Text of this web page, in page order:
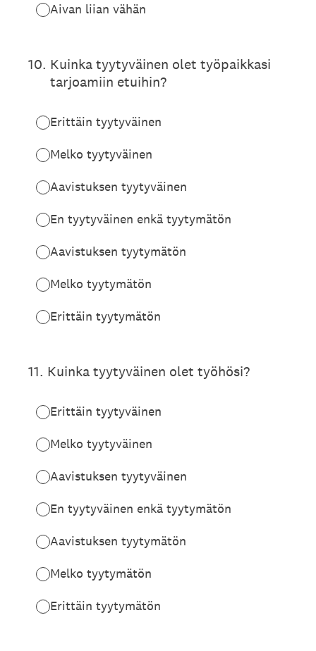
Aivan liian vähän
10. Kuinka tyytyväinen olet työpaikkasi
tarjoamiin etuihin?
Erittäin tyytyväinen
Melko tyytyväinen
Aavistuksen tyytyväinen
En tyytyväinen enkä tyytymätön
Aavistuksen tyytymätön
Melko tyytymätön
Erittäin tyytymätön
11. Kuinka tyytyväinen olet työhösi?
Erittäin tyytyväinen
Melko tyytyväinen
Aavistuksen tyytyväinen
En tyytyväinen enkä tyytymätön
Aavistuksen tyytymätön
Melko tyytymätön
Erittäin tyytymätön